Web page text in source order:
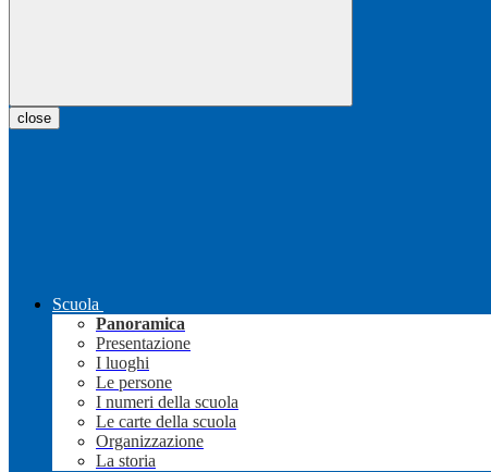
close
Scuola
Panoramica
Presentazione
I luoghi
Le persone
I numeri della scuola
Le carte della scuola
Organizzazione
La storia